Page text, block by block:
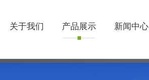
关于我们 产品展示 新闻中心